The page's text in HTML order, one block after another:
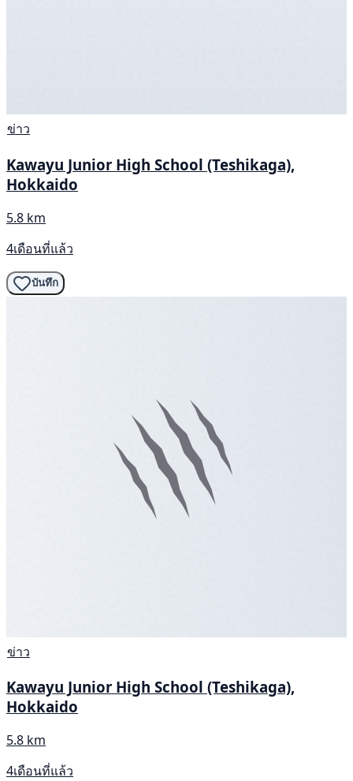
ข่าว
Kawayu Junior High School (Teshikaga),
Hokkaido
5.8 km
4เดือนที่แล้ว
บันทึก
ข่าว
Kawayu Junior High School (Teshikaga),
Hokkaido
5.8 km
4เดือนที่แล้ว